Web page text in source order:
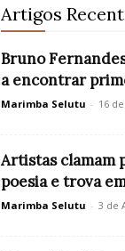
Artigos
Bruno
a encontrar
Marimba Selutu - 16
Artistas clamam
poesia e trova
Marimba Selutu - 3 de